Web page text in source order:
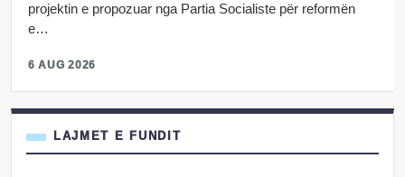
projektin e propozuar nga Partia Socialiste për reformën
e…
6 AUG 2026
LAJMET E FUNDIT